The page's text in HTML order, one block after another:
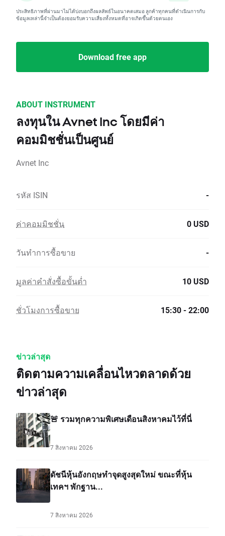
ประสิทธิภาพที่ผ่านมาไม่ได้บ่งบอกถึงผลลัพธ์ในอนาคตเสมอ ลูกค้าทุกคนที่ดำเนินการกับ
ข้อมูลเหล่านี้จำเป็นต้องยอมรับความเสี่ยงทั้งหมดที่อาจเกิดขึ้นด้วยตนเอง
Download free app
ABOUT INSTRUMENT
ลงทุนใน Avnet Inc โดยมีค่า
คอมมิชชั่นเป็นศูนย์
Avnet Inc
รหัส ISIN -
ค่าคอมมิชชั่น 0 USD
วันทำการซื้อขาย -
มูลค่าคำสั่งซื้อขั้นต่ำ 10 USD
ชั่วโมงการซื้อขาย 15:30 - 22:00
ข่าวล่าสุด
ติดตามความเคลื่อนไหวตลาดด้วย
ข่าวล่าสุด
🚨 รวมทุกความพิเศษเดือนสิงหาคมไว้ที่นี่
7 สิงหาคม 2026
ดัชนีหุ้นอังกฤษทำจุดสูงสุดใหม่ ขณะที่หุ้น
เทคฯ พักฐาน...
7 สิงหาคม 2026